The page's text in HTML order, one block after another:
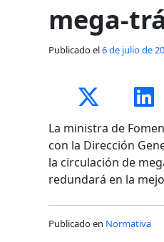
mega-
Publicado el6 de julio de
La ministra de
con la Dirección
la circulación de
redundará en la
Publicado en Normativa